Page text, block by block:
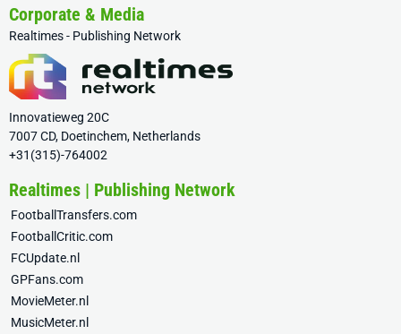
Corporate & Media
Realtimes - Publishing Network
Innovatieweg 20C
7007 CD, Doetinchem, Netherlands
+31(315)-764002
Realtimes | Publishing Network
FootballTransfers.com
FootballCritic.com
FCUpdate.nl
GPFans.com
MovieMeter.nl
MusicMeter.nl